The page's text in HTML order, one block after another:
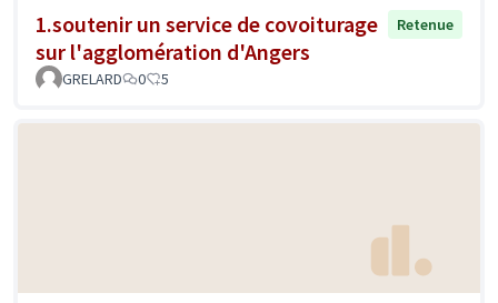
1.soutenir un service de covoiturage
sur l'agglomération d'Angers
Retenue
GRELARD 0 5